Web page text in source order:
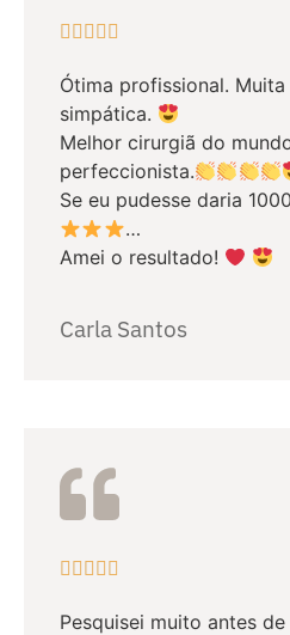
    
Ótima profissional.
simpática.
Melhor cirurgiã do
perfeccionista.
Se eu pudesse daria
…
Amei o resultado!
Carla Santos
    
Pesquisei muito antes